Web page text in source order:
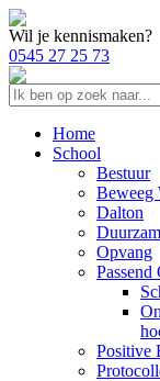
Wil je kennismaken?
0545 27 25 73
Home
School
Bestuur
Beweeg
Dalton
Opvang
Positive